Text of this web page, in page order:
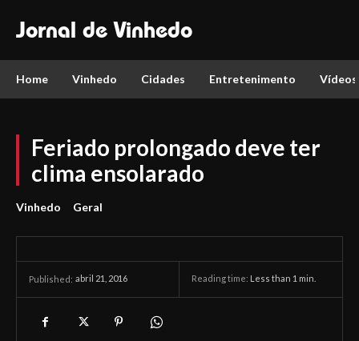
Jornal de Vinhedo
Home Vinhedo Cidades Entretenimento Vídeos
Feriado prolongado deve ter
clima ensolarado
Vinhedo Geral
Published: abril 21, 2016 Reading time: Less than 1 min.